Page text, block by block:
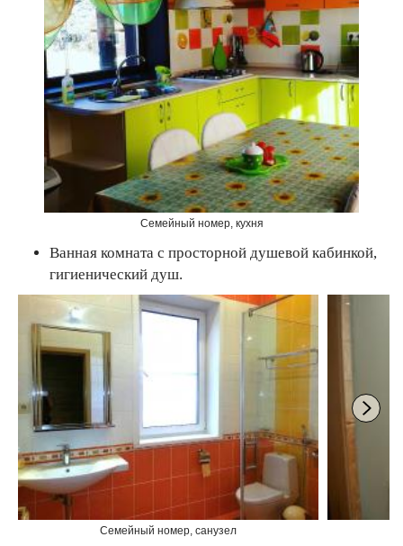
Семейный номер, кухня
Ванная комната с просторной душевой кабинкой,
гигиенический душ.
Семейный номер, санузел